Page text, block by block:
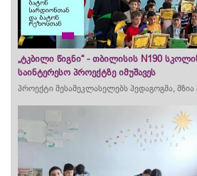
„ტკბილი წიგნი“ - თბილისის N190
საინტერესო პროექტზე იმუშავეს
პროექტი მესამეკლასელებს პედაგოგმა, მზია